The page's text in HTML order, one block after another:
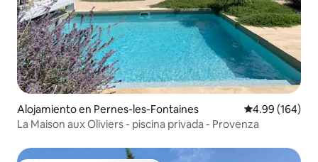
Alojamiento en Pernes-les-Fontaines Calificación
4.99 (164)
La Maison aux Oliviers - piscina privada - Provenza